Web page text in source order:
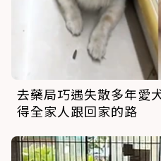
去藥局巧遇失散多年愛
得全家人跟回家的路